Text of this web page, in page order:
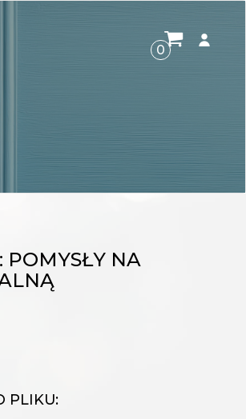
0
POMYSŁY NA
PLIKU: